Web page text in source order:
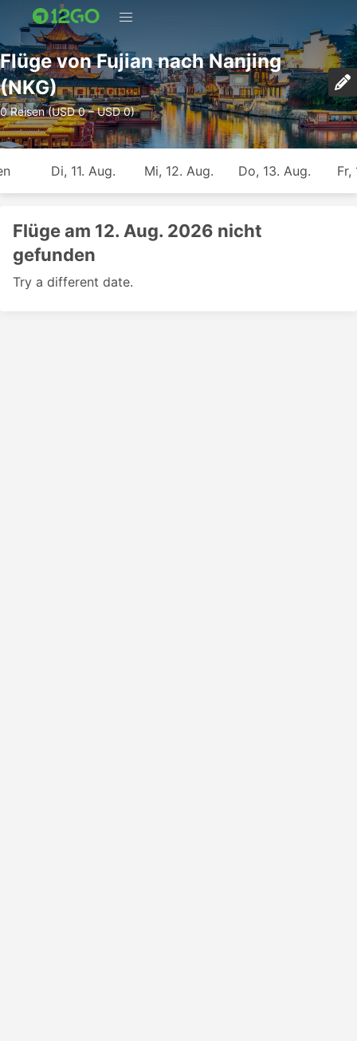
Flüge von Fujian nach Nanjing
(NKG)
0 Reisen (USD 0 – USD 0)
Di, 11. Aug. Mi, 12. Aug. Do, 13. Aug. Fr,
Flüge am 12. Aug. 2026 nicht
gefunden
Try a different date.